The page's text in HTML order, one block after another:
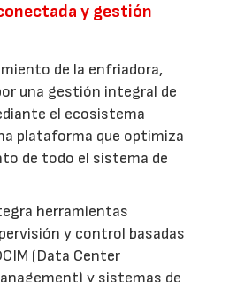
y gestión
de la enfriadora,
una gestión integral de
el ecosistema
plataforma que optimiza
de todo el sistema de
herramientas
y control basadas
(Data Center
y sistemas de